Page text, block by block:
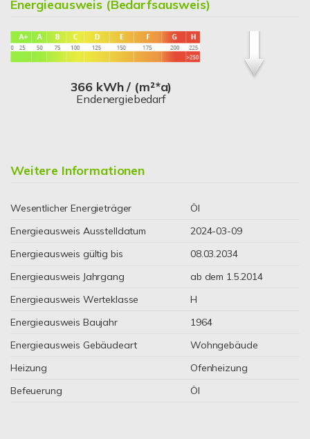
Energieausweis (Bedarfsausweis)
366 kWh / (m²*a)
Endenergiebedarf
Weitere Informationen
Wesentlicher Energieträger
Öl
Energieausweis Ausstelldatum
2024-03-09
Energieausweis gültig bis
08.03.2034
Energieausweis Jahrgang
ab dem 1.5.2014
Energieausweis Werteklasse
H
Energieausweis Baujahr
1964
Energieausweis Gebäudeart
Wohngebäude
Heizung
Ofenheizung
Befeuerung
Öl